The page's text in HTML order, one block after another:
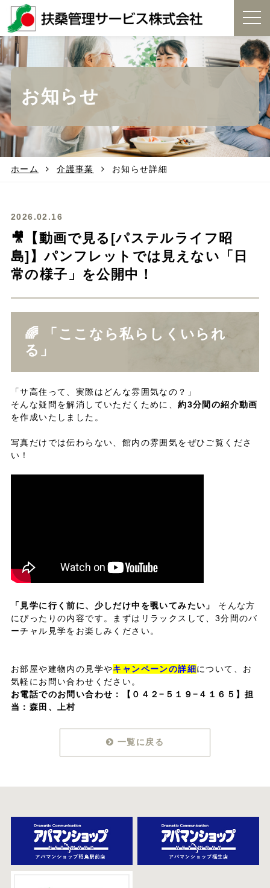
t
g
g
l
i
g
a
お知らせ
ホーム 介護事業 お知らせ詳細
2026.02.16
🎥【動画で見る[パステルライフ昭
島]】パンフレットでは見えない「日
常の様子」を公開中！
🌈 「ここなら私らしくいられ
る」
「サ高住って、実際はどんな雰囲気なの？」
そんな疑問を解消していただくために、約3分間の紹介動画
を作成いたしました。
写真だけでは伝わらない、館内の雰囲気をぜひご覧くださ
い！
「見学に行く前に、少しだけ中を覗いてみたい」
そんな方
にぴったりの内容です。まずはリラックスして、3分間のバ
ーチャル見学をお楽しみください。
お部屋や建物内の見学やキャンペーンの詳細について、お
気軽にお問い合わせください。
お電話でのお問い合わせ：
【０４２−５１９−４１６５】担
当：森田、上村
一覧に戻る